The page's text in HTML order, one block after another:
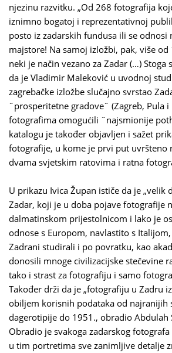
njezinu razvitku. „Od 268 fotografija
iznimno bogatoj i reprezentativnoj
posto iz zadarskih fundusa ili se odnosi
majstore! Na samoj izložbi, pak, više
neki je način vezano za Zadar (…) Stoga
da je Vladimir Maleković u uvodnoj
zagrebačke izložbe slučajno svrstao
˝prosperitetne gradove˝ (Zagreb, Pula i
fotografima omogućili ˝najsmionije
katalogu je također objavljen i sažet
fotografije, u kome je prvi put uvršteno
dvama svjetskim ratovima i ratna
U prikazu Ivica Župan ističe da je „velik
Zadar, koji je u doba pojave fotografije
dalmatinskom prijestolnicom i lako je
odnose s Europom, navlastito s
Zadrani studirali i po povratku, kao
donosili mnoge civilizacijske stečevine
tako i strast za fotografiju i samo
Također drži da je „fotografiju u Zadru
obiljem korisnih podataka od najranijih
dagerotipije do 1951., obradio Abdulah
Obradio je svakoga zadarskog
u tim portretima sve zanimljive detalje